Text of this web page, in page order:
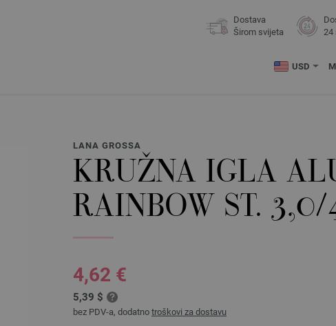
Dostava
Širom svijeta
24
USD
LANA GROSSA
KRUŽNA IGLA
RAINBOW ST. 3,0/
4,62 €
5,39 $
bez PDV-a, dodatno troškovi za dostavu